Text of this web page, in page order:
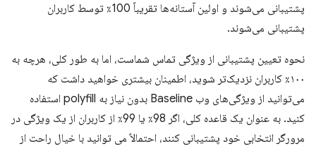
پشتیبانی می‌شوند و اولین آستانه‌ها تقریباً 100٪ توسط کاربران
پشتیبانی می‌شوند.
نحوه تعیین پشتیبانی از ویژگی تماس شماست، اما به طور کلی، هرچه به
۱۰۰٪ کاربران نزدیک‌تر شوید، اطمینان بیشتری خواهید داشت که
می‌توانید از ویژگی‌های وب Baseline بدون نیاز به polyfill استفاده
کنید. به عنوان یک قاعده کلی، اگر 98٪ یا 99٪ از کاربران از یک ویژگی در
مرورگر انتخابی خود پشتیبانی کنند، احتمالاً می توانید با خیال راحت از